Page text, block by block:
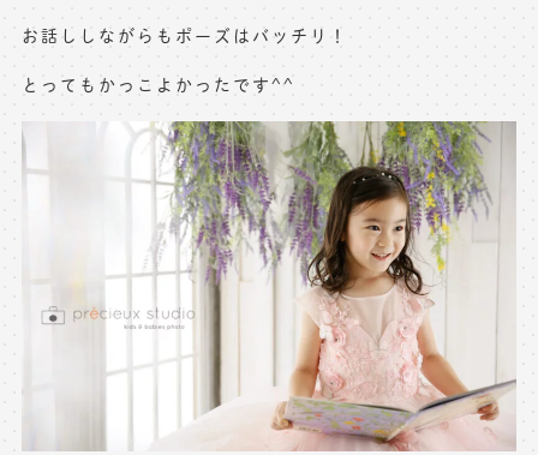
お話ししながらもポーズはバッチリ！
とってもかっこよかったです^^